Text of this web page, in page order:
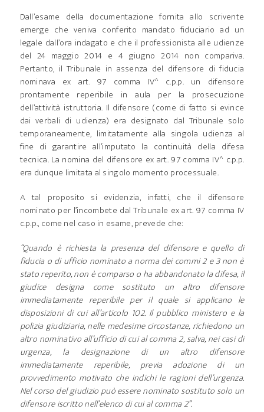
Dall’esame della documentazione fornita allo scrivente
emerge che veniva conferito mandato fiduciario ad un
legale dall’ora indagato e che il professionista alle udienze
del 24 maggio 2014 e 4 giugno 2014 non compariva.
Pertanto, il Tribunale in assenza del difensore di fiducia
nominava ex art. 97 comma IV^ c.p.p. un difensore
prontamente reperibile in aula per la prosecuzione
dell’attività istruttoria. Il difensore (come di fatto si evince
dai verbali di udienza) era designato dal Tribunale solo
temporaneamente, limitatamente alla singola udienza al
fine di garantire all’imputato la continuità della difesa
tecnica. La nomina del difensore ex art. 97 comma IV^ c.p.p.
era dunque limitata al singolo momento processuale.
A tal proposito si evidenzia, infatti, che il difensore
nominato per l’incombete dal Tribunale ex art. 97 comma IV
c.p.p., come nel caso in esame, prevede che:
“Quando è richiesta la presenza del difensore e quello di
fiducia o di ufficio nominato a norma dei commi 2 e 3 non è
stato reperito, non è comparso o ha abbandonato la difesa, il
giudice designa come sostituto un altro difensore
immediatamente reperibile per il quale si applicano le
disposizioni di cui all’articolo 102. Il pubblico ministero e la
polizia giudiziaria, nelle medesime circostanze, richiedono un
altro nominativo all’ufficio di cui al comma 2, salva, nei casi di
urgenza, la designazione di un altro difensore
immediatamente reperibile, previa adozione di un
provvedimento motivato che indichi le ragioni dell’urgenza.
Nel corso del giudizio può essere nominato sostituto solo un
difensore iscritto nell’elenco di cui al comma 2”.